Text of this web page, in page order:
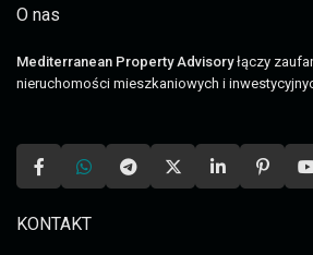
O nas
Mediterranean Property Advisoryłączy
nieruchomości mieszkaniowych i
KONTAKT